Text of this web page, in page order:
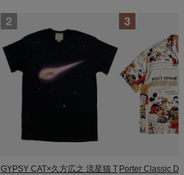
GYPSY CAT×久方広之 流星猫 T Porter Classic